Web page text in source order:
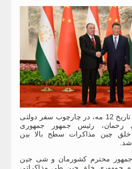
12.05.2026 /”خاور”/. در تاریخ 12 مه، در چارچوب سفر دولتی
رحمان، رئیس جمهور جمهوری
خلق چین مذاکرات سطح بالا بین
شد.
جمهور محترم کشورمان و شی جین